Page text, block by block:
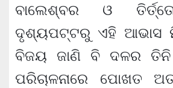
ବାଲେଶ୍ବର ଓ
ଦୃଶ୍ୟପଟ୍ଟରୁ ଏହି ଆଭାସ
ବିଜୟ ଜାଣି ବି ଦଳର ତିନି
ପରିଚାଳନାରେ ପୋଖତ